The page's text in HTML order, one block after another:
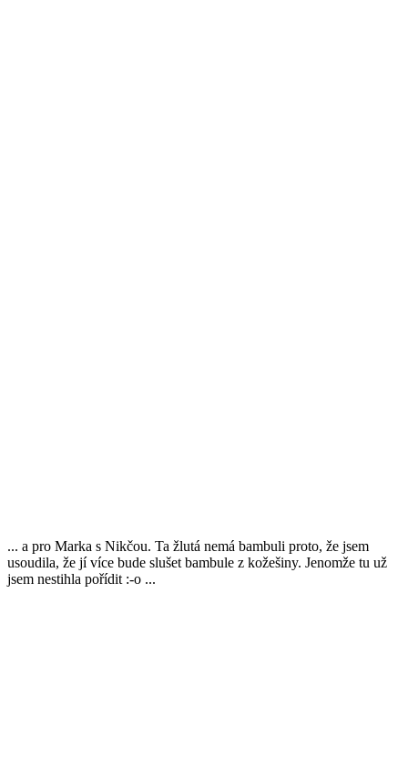
... a pro Marka s Nikčou. Ta žlutá nemá bambuli proto, že jsem
usoudila, že jí více bude slušet bambule z kožešiny. Jenomže tu už
jsem nestihla pořídit :-o ...